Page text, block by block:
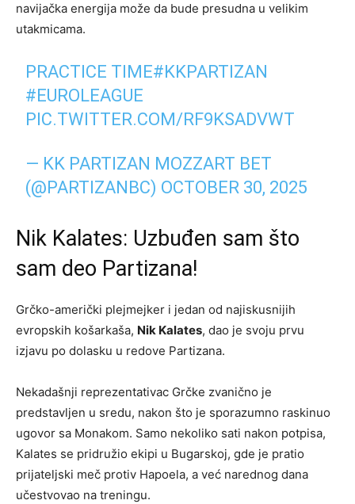
navijačka energija može da bude presudna u velikim
utakmicama.
PRACTICE TIME#KKPARTIZAN
#EUROLEAGUE
PIC.TWITTER.COM/RF9KSADVWT
— KK PARTIZAN MOZZART BET
(@PARTIZANBC) OCTOBER 30, 2025
Nik Kalates: Uzbuđen sam što
sam deo Partizana!
Grčko-američki plejmejker i jedan od najiskusnijih
evropskih košarkaša, Nik Kalates, dao je svoju prvu
izjavu po dolasku u redove Partizana.
Nekadašnji reprezentativac Grčke zvanično je
predstavljen u sredu, nakon što je sporazumno raskinuo
ugovor sa Monakom. Samo nekoliko sati nakon potpisa,
Kalates se pridružio ekipi u Bugarskoj, gde je pratio
prijateljski meč protiv Hapoela, a već narednog dana
učestvovao na treningu.